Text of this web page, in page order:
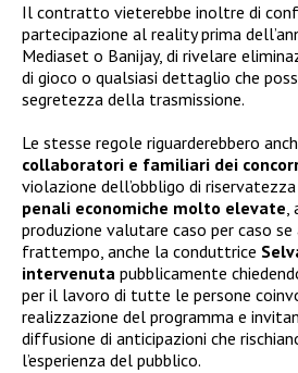
Il contratto vieterebbe inoltre di
partecipazione al reality prima
Mediaset o Banijay, di rivelare
di gioco o qualsiasi dettaglio che
segretezza della trasmissione.
Le stesse regole riguarderebbero
collaboratori e familiari dei
violazione dell’obbligo di
penali economiche molto elevate,
produzione valutare caso per caso
frattempo, anche la conduttrice
intervenuta pubblicamente
per il lavoro di tutte le persone
realizzazione del programma e
diffusione di anticipazioni che
l’esperienza del pubblico.